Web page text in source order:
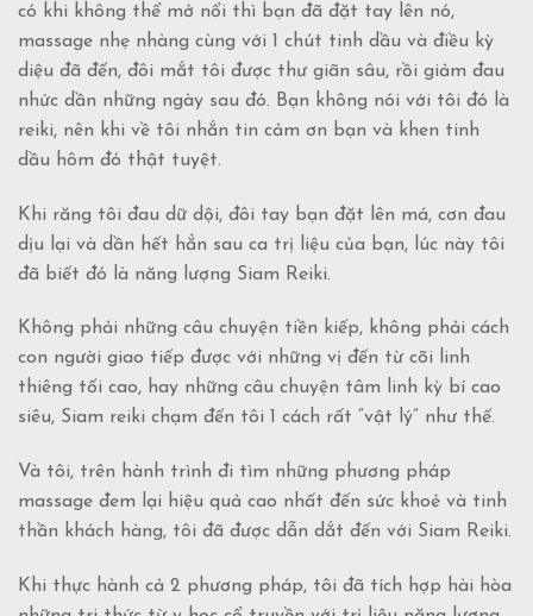
có khi không thể mở nổi thì bạn đã đặt tay lên nó,
massage nhẹ nhàng cùng với 1 chút tinh dầu và điều kỳ
diệu đã đến, đôi mắt tôi được thư giãn sâu, rồi giảm đau
nhức dần những ngày sau đó. Bạn không nói với tôi đó là
reiki, nên khi về tôi nhắn tin cảm ơn bạn và khen tinh
dầu hôm đó thật tuyệt.
Khi răng tôi đau dữ dội, đôi tay bạn đặt lên má, cơn đau
dịu lại và dần hết hẳn sau ca trị liệu của bạn, lúc này tôi
đã biết đó là năng lượng Siam Reiki.
Không phải những câu chuyện tiền kiếp, không phải cách
con người giao tiếp được với những vị đến từ cõi linh
thiêng tối cao, hay những câu chuyện tâm linh kỳ bí cao
siêu, Siam reiki chạm đến tôi 1 cách rất “vật lý” như thế.
Và tôi, trên hành trình đi tìm những phương pháp
massage đem lại hiệu quả cao nhất đến sức khoẻ và tinh
thần khách hàng, tôi đã được dẫn dắt đến với Siam Reiki.
Khi thực hành cả 2 phương pháp, tôi đã tích hợp hài hòa